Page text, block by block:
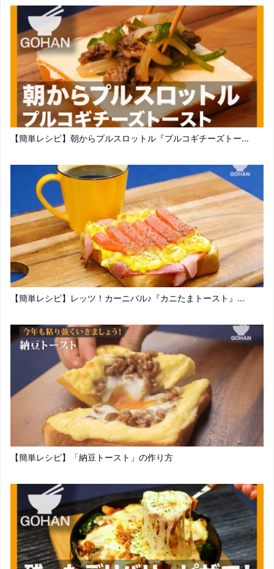
【簡単レシピ】朝からプルスロットル『プルコギチーズトー...
【簡単レシピ】レッツ！カーニバル♪『カニたまトースト』...
【簡単レシピ】「納豆トースト」の作り方